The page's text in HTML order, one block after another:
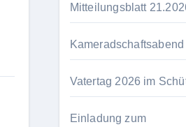
Mitteilungsblatt
Vatertag 2026 im
Einladung zum